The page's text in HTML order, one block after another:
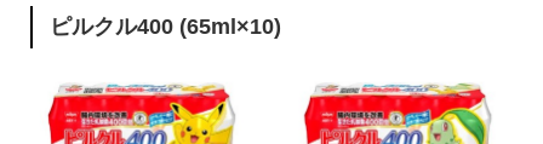
ピルクル400 (65ml×10)